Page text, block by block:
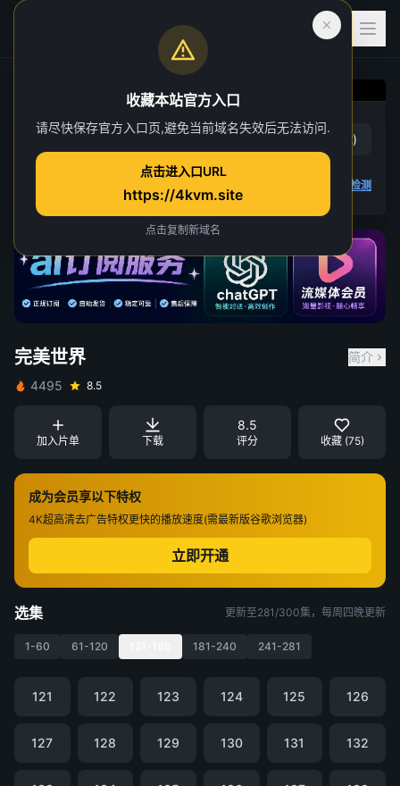
完美世界
第 139 集
赞 ( 18) 踩 2)
播放检测
完美世界
简介
4495
8.5
加入片单 下载
8.5
评分 收藏 (75)
成为会员享以下特权
4K超高清去广告特权更快的播放速度(需最新版谷歌浏览器)
立即开通
选集 更新至281/300集，每周四晚更新
1-60 61-120 181-240 241-281
121 122 123 124 125 126
127 128 129 130 131 132
收藏本站官方入口
请尽快保存官方入口页,避免当前域名失效后无法访问.
点击进入口URL
https://4kvm.site
点击复制新域名